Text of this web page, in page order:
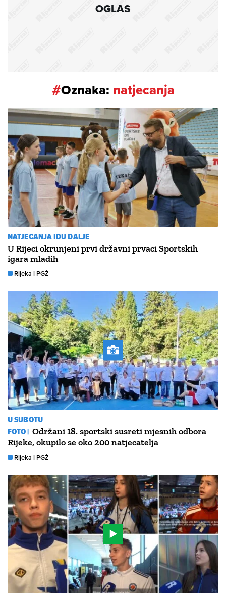
OGLAS
#Oznaka: natjecanja
NATJECANJA IDU DALJE
U Rijeci okrunjeni prvi državni prvaci Sportskih
igara mladih
Rijeka i PGŽ
U SUBOTU
FOTO | Održani 18. sportski susreti mjesnih odbora
Rijeke, okupilo se oko 200 natjecatelja
Rijeka i PGŽ